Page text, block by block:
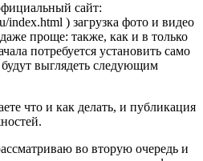
сайт:
index.html ) загрузка фото и видео
проще: также, как и в только
потребуется установить само
выглядеть следующим
что и как делать, и публикация
во вторую очередь и